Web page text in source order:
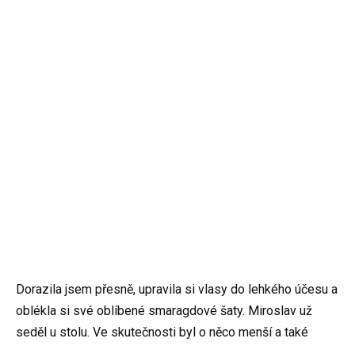
Dorazila jsem přesně, upravila si vlasy do lehkého účesu a
oblékla si své oblíbené smaragdové šaty. Miroslav už
seděl u stolu. Ve skutečnosti byl o něco menší a také